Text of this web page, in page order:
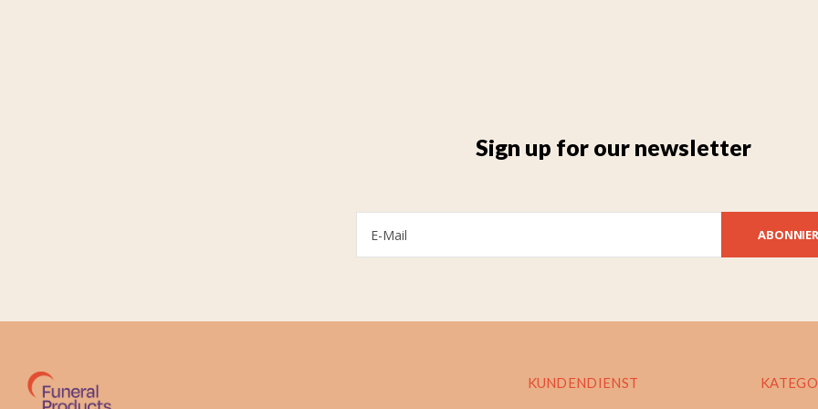
Sign up for our newsletter
KUNDENDIENST